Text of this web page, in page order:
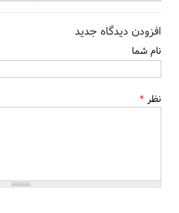
افزودن دیدگاه جدید
نام شما
نظر *